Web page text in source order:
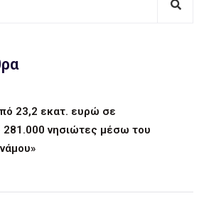
23,2 εκατ. ευρώ σε
νησιώτες μέσω του